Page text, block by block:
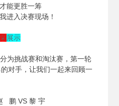
能更胜一筹
进入决赛现场！
展示
为挑战赛和淘汰赛，第一轮
对手，让我们一起来回顾一
鹏 VS 黎 宇